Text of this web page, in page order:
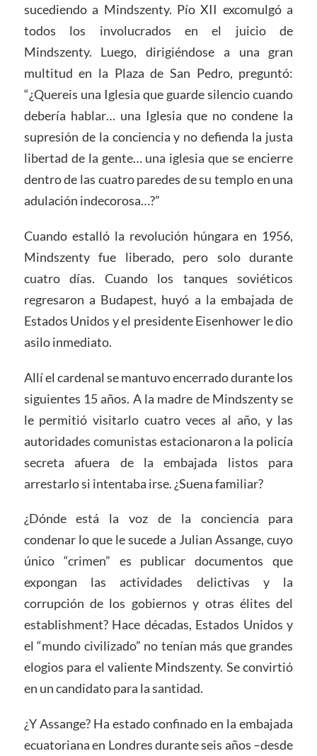
sucediendo a Mindszenty. Pío XII excomulgó a
todos los involucrados en el juicio de
Mindszenty. Luego, dirigiéndose a una gran
multitud en la Plaza de San Pedro, preguntó:
“¿Quereis una Iglesia que guarde silencio cuando
debería hablar… una Iglesia que no condene la
supresión de la conciencia y no defienda la justa
libertad de la gente… una iglesia que se encierre
dentro de las cuatro paredes de su templo en una
adulación indecorosa…?”
Cuando estalló la revolución húngara en 1956,
Mindszenty fue liberado, pero solo durante
cuatro días. Cuando los tanques soviéticos
regresaron a Budapest, huyó a la embajada de
Estados Unidos y el presidente Eisenhower le dio
asilo inmediato.
Allí el cardenal se mantuvo encerrado durante los
siguientes 15 años. A la madre de Mindszenty se
le permitió visitarlo cuatro veces al año, y las
autoridades comunistas estacionaron a la policía
secreta afuera de la embajada listos para
arrestarlo si intentaba irse. ¿Suena familiar?
¿Dónde está la voz de la conciencia para
condenar lo que le sucede a Julian Assange, cuyo
único “crimen” es publicar documentos que
expongan las actividades delictivas y la
corrupción de los gobiernos y otras élites del
establishment? Hace décadas, Estados Unidos y
el “mundo civilizado” no tenían más que grandes
elogios para el valiente Mindszenty. Se convirtió
en un candidato para la santidad.
¿Y Assange? Ha estado confinado en la embajada
ecuatoriana en Londres durante seis años –desde